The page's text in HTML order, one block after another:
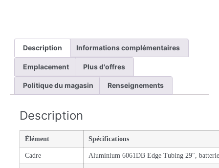
Description Informations complémentaires
Emplacement Plus d'offres
Politique du magasin Renseignements
Description
Élément Spécifications
Cadre Aluminium 6061DB Edge Tubing 29″,